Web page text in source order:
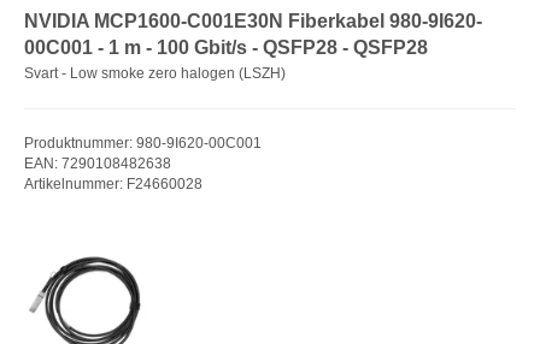
NVIDIA MCP1600-C001E30N Fiberkabel 980-9I620-
00C001 - 1 m - 100 Gbit/s - QSFP28 - QSFP28
Svart - Low smoke zero halogen (LSZH)
Produktnummer: 980-9I620-00C001
EAN: 7290108482638
Artikelnummer: F24660028